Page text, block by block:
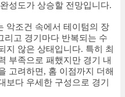
성도가 상승할 전망입니다.
악조건 속에서 테이텀의 장
리고 경기마다 반복되는 수
지 않은 상태입니다. 특히 최
부족으로 패했지만 경기 내
고려하면, 홈 이점까지 더해
보다 우세한 구성으로 경기